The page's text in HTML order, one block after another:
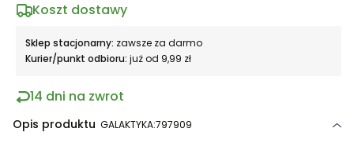
Koszt dostawy
Sklep stacjonarny: zawsze za darmo
Kurier/punkt odbioru: już od 9,99 zł
14 dni na zwrot
Opis produktu GALAKTYKA:797909